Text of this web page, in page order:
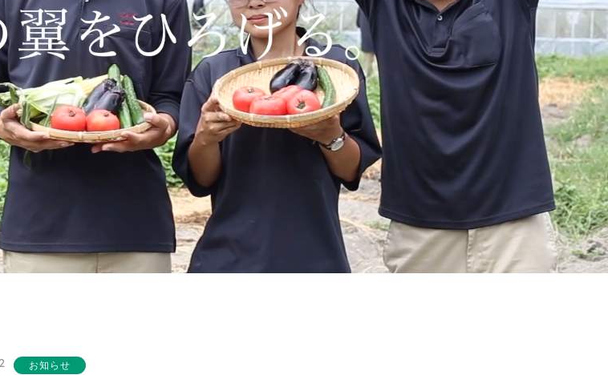
お知らせ